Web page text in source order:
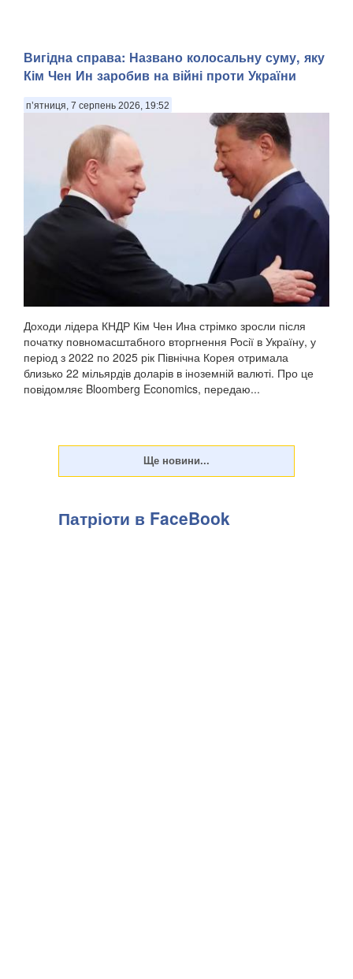
Вигідна справа: Названо колосальну суму, яку
Кім Чен Ин заробив на війні проти України
п’ятниця, 7 серпень 2026, 19:52
Доходи лідера КНДР Кім Чен Ина стрімко зросли після
початку повномасштабного вторгнення Росії в Україну, у
період з 2022 по 2025 рік Північна Корея отримала
близько 22 мільярдів доларів в іноземній валюті. Про це
повідомляє Bloomberg Economics, передаю...
Патріоти в FaceBook